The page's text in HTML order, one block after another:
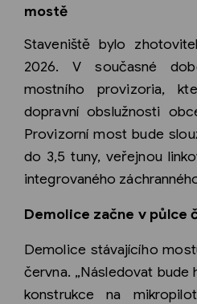
mostě
Staveniště bylo
2026. V současné
mostního provizoria,
dopravní obslužnosti
Provizorní most bude
do 3,5 tuny, veřejnou
integrovaného
Demolice začne v půlce
Demolice stávajícího
června. „Následovat bude
konstrukce na